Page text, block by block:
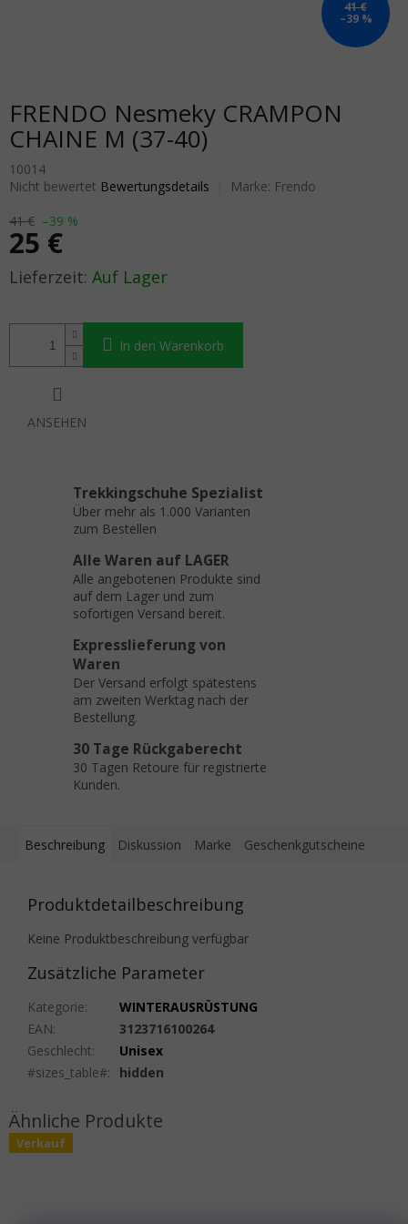
41 €
–39 %
FRENDO Nesmeky CRAMPON
CHAINE M (37-40)
10014
Die durchschnittliche Produktbewertung ist 0,0 von 5 Sternen.
Nicht bewertet Bewertungsdetails Marke: Frendo
41 € –39 %
25 €
Verkaufspreis: Auf Lager
In den Warenkorb
ANSEHEN
Trekkingschuhe Spezialist
Über mehr als 1.000 Varianten
zum Bestellen
Alle Waren auf LAGER
Alle angebotenen Produkte sind
auf dem Lager und zum
sofortigen Versand bereit.
Expresslieferung von
Waren
Der Versand erfolgt spätestens
am zweiten Werktag nach der
Bestellung.
30 Tage Rückgaberecht
30 Tagen Retoure für registrierte
Kunden.
Beschreibung Diskussion Marke Geschenkgutscheine
Produktdetailbeschreibung
Keine Produktbeschreibung verfügbar
Zusätzliche Parameter
Kategorie:
WINTERAUSRÜSTUNG
EAN:
3123716100264
Geschlecht:
Unisex
#sizes_table#: hidden
Verkauf